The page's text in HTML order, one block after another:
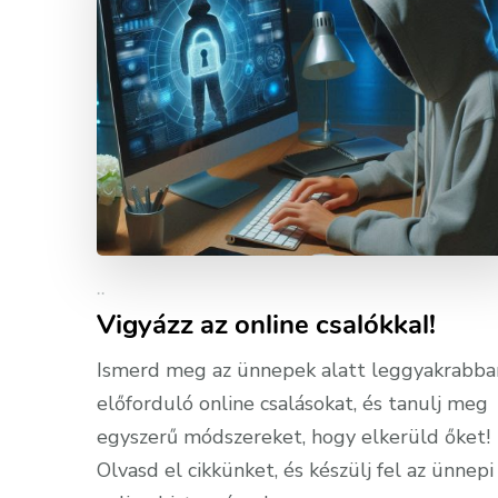
..
Vigyázz az online csalókkal!
Ismerd meg az ünnepek alatt
előforduló online csalásokat, és tanulj meg
egyszerű módszereket, hogy elkerüld őket!
Olvasd el cikkünket, és készülj fel az ünnepi